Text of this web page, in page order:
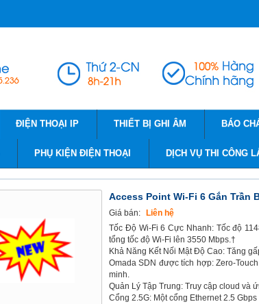
ĐIỆN THOẠI IP THIẾT BỊ GHI ÂM BÁO
PHỤ KIỆN ĐIỆN THOẠI DỊCH VỤ THI CÔNG
Access Point Wi-Fi 6 Gắn Trần
Giá bán:
Liên hệ
Tốc Độ Wi-Fi 6 Cực Nhanh: Tốc độ
tổng tốc độ Wi-Fi lên 3550 Mbps.†
Khả Năng Kết Nối Mật Độ Cao: Tăng
Omada SDN được tích hợp: Zero-
minh.
Quản Lý Tập Trung: Truy cập cloud và
Cổng 2.5G: Một cổng Ethernet 2.5